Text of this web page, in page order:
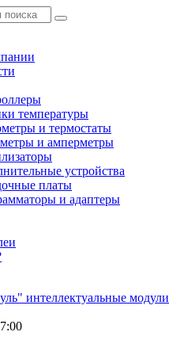
температуры
и термостаты
и амперметры
устройства
платы
и адаптеры
интеллектуальные модули